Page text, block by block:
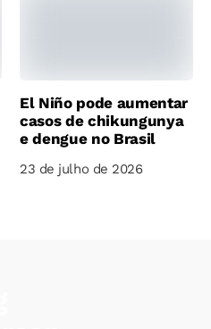
El Niño pode aumentar
casos de chikungunya
e dengue no Brasil
23 de julho de 2026